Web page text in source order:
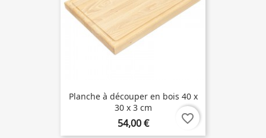
Planche à découper en bois 40 x
30 x 3 cm
54,00 € favorite_border